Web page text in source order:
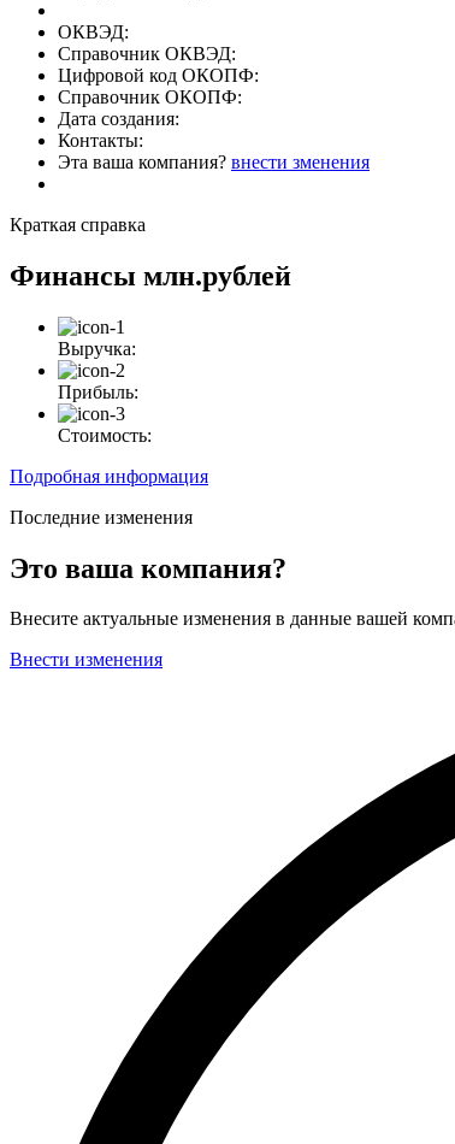
ОКВЭД:
Справочник ОКВЭД:
Цифровой код ОКОПФ:
Справочник ОКОПФ:
Дата создания:
Контакты:
Эта ваша компания? внести зменения
Краткая справка
Финансы млн.рублей
Выручка:
Прибыль:
Стоимость:
Подробная информация
Последние изменения
Это ваша компания?
Внесите актуальные изменения в данные вашей
Внести изменения